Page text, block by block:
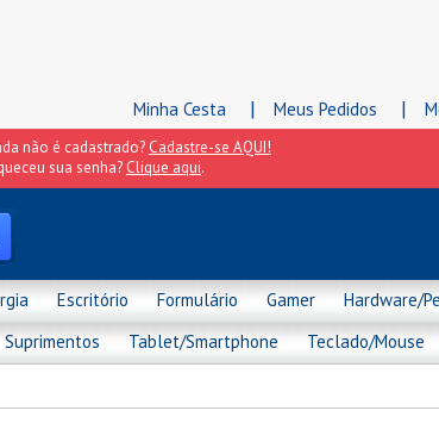
Minha Cesta | Meus Pedidos |
não é cadastrado? Cadastre-se AQUI!
sua senha? Clique aqui.
Escritório Formulário Gamer Hardware/
Suprimentos Tablet/Smartphone Teclado/Mouse